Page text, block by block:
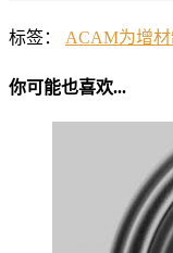
标签： ACAM为增
你可能也喜欢...